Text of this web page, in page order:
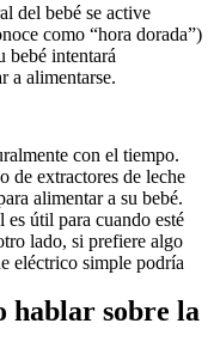
del bebé se active
como “hora dorada”)
bebé intentará
a alimentarse.
con el tiempo.
de extractores de leche
alimentar a su bebé.
útil para cuando esté
lado, si prefiere algo
eléctrico simple podría
hablar sobre la